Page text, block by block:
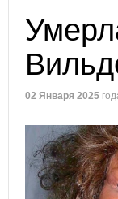
02 Января 2025